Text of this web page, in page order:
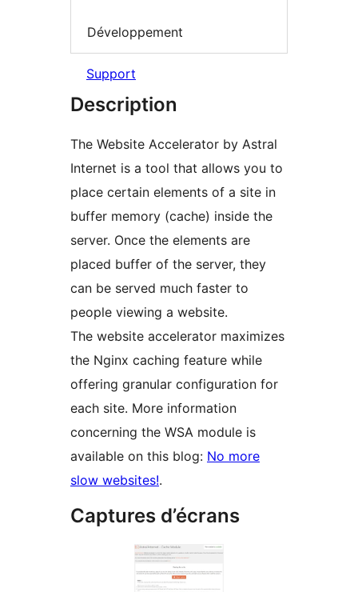
Développement
Support
Description
The Website Accelerator by Astral
Internet is a tool that allows you to
place certain elements of a site in
buffer memory (cache) inside the
server. Once the elements are
placed buffer of the server, they
can be served much faster to
people viewing a website.
The website accelerator maximizes
the Nginx caching feature while
offering granular configuration for
each site. More information
concerning the WSA module is
available on this blog: No more
slow websites!.
Captures d’écrans